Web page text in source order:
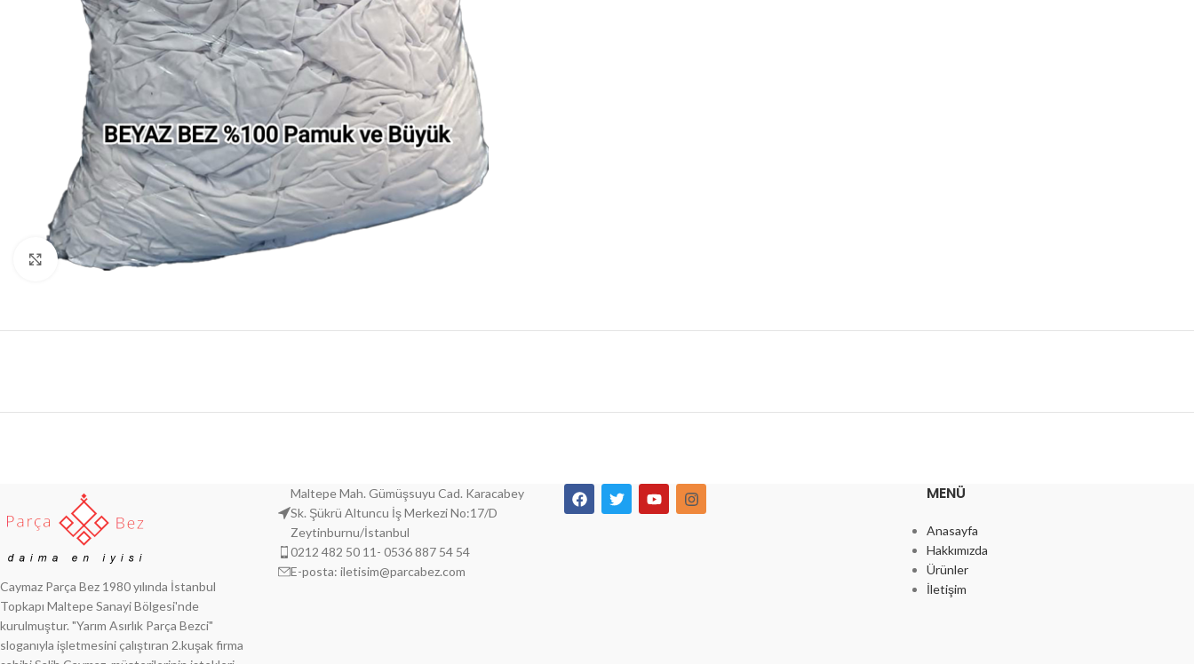
Büyütmek için tıklayın
Caymaz Parça Bez 1980 yılında İstanbul
Topkapı Maltepe Sanayi Bölgesi'nde
kurulmuştur. "Yarım Asırlık Parça Bezci"
sloganıyla işletmesini çalıştıran 2.kuşak firma
Maltepe Mah. Gümüşsuyu Cad. Karacabey
Sk. Şükrü Altuncu İş Merkezi No:17/D
Zeytinburnu/İstanbul
0212 482 50 11- 0536 887 54 54
E-posta: iletisim@parcabez.com
MENÜ
Anasayfa
Hakkımızda
Ürünler
İletişim